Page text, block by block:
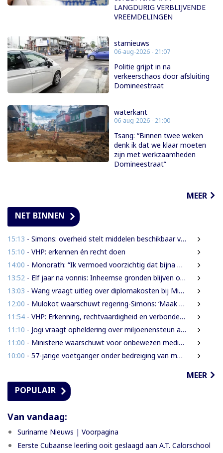
LANGDURIG VERBLIJVENDE
VREEMDELINGEN
starnieuws
06-aug-2026 - 21:07
Politie grijpt in na
verkeerschaos door afsluiting
Domineestraat
waterkant
06-aug-2026 - 21:00
Tsang: “Binnen twee weken
denk ik dat we klaar moeten
zijn met werkzaamheden
Domineestraat”
MEER
NET BINNEN
15:13 - Simons: overheid stelt middelen beschikbaar voor onderzoek na Heritage Month 2026
15:10 - VHP: erkennen én recht doen
14:00 - Monorath: “Ik vermoed voorzichtig dat bijna 30% personen in gevangenissen oplichters zijn”
13:52 - Elf jaar na vonnis: Inheemse gronden blijven onbeschermd in Suriname
13:03 - Wang vraagt uitleg over diplomakosten bij Miranda Lyceum
12:00 - Mulokot waarschuwt regering-Simons: ‘Maak van 5-kilometerwet geen uitstel van echte grondenrechten’
11:54 - VHP: Erkenning, rechtvaardigheid en verbondenheid op 9 augustus
11:10 - Jogi vraagt opheldering over miljoenensteun aan SLM en behaalde resultaten
11:00 - Ministerie waarschuwt voor onbewezen medische claims via sociale media
10:00 - 57-jarige voetganger onder bedreiging van mes beroofd van mobiele telefoon
MEER
POPULAIR
Van vandaag:
Suriname Nieuws | Voorpagina
Eerste Cubaanse leerling ooit geslaagd aan A.T. Calorschool